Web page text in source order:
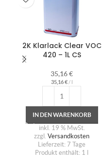
2K Klarlack Clear VOC
420 – 1L CS
35,16€
35,16€/ l
IN DEN WARENKORB
inkl. 19 % MwSt.
zzgl. Versandkosten
Lieferzeit: 7 Tage
Produkt enthält: 1